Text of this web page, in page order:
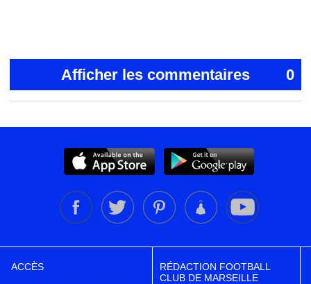
Afficher les commentaires 0
ACCÈS
RÉDACTION FOOTBALL
CLUB DE MARSEILLE